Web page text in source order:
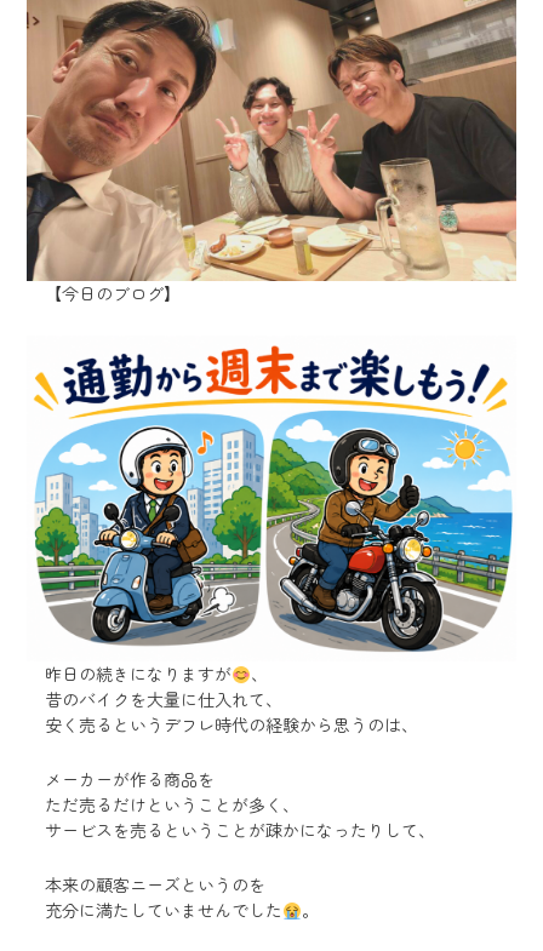
【今日のブログ】
昨日の続きになりますが
、
昔のバイクを大量に仕入れて、
安く売るというデフレ時代の経験から思うのは、
メーカーが作る商品を
ただ売るだけということが多く、
サービスを売るということが疎かになったりして、
本来の顧客ニーズというのを
充分に満たしていませんでした
。